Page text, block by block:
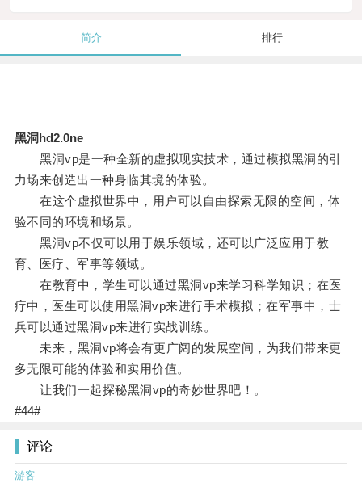
简介 排行
黑洞hd2.0ne
黑洞vp是一种全新的虚拟现实技术，通过模拟黑洞的引
力场来创造出一种身临其境的体验。
在这个虚拟世界中，用户可以自由探索无限的空间，体
验不同的环境和场景。
黑洞vp不仅可以用于娱乐领域，还可以广泛应用于教
育、医疗、军事等领域。
在教育中，学生可以通过黑洞vp来学习科学知识；在医
疗中，医生可以使用黑洞vp来进行手术模拟；在军事中，士
兵可以通过黑洞vp来进行实战训练。
未来，黑洞vp将会有更广阔的发展空间，为我们带来更
多无限可能的体验和实用价值。
让我们一起探秘黑洞vp的奇妙世界吧！。
#44#
评论
游客